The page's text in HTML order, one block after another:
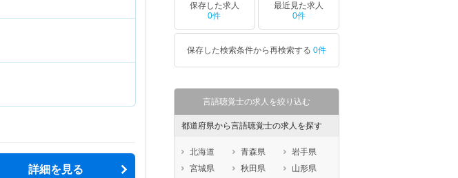
詳細を見る
保存した求人
0件
最近見た求人
0件
保存した検索条件から再検索する 0件
言語聴覚士の求人を絞り込む
都道府県から言語聴覚士の求人を探す
北海道 青森県
岩手県
宮城県
秋田県
山形県